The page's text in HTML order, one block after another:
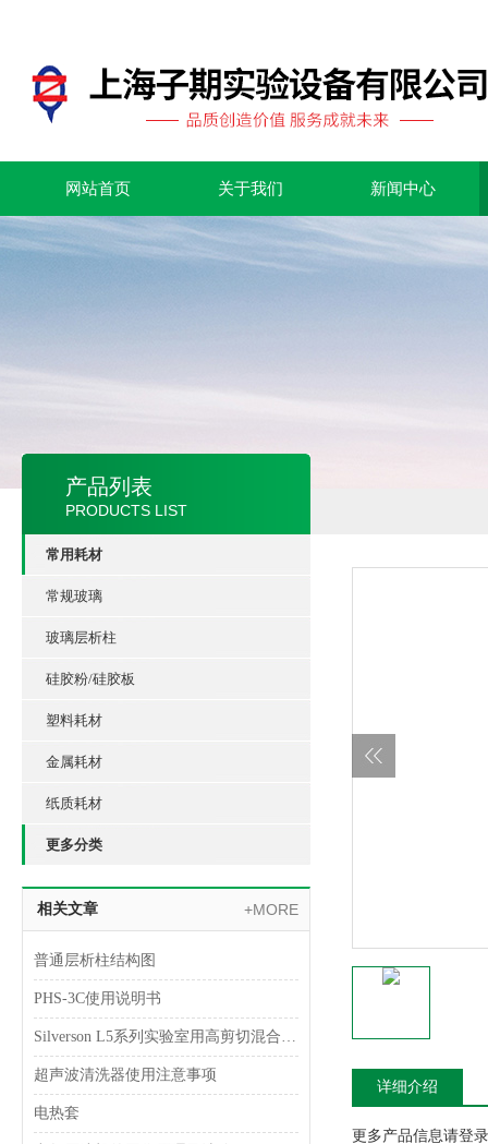
网站首页 关于我们 新闻中心
产品列表
PRODUCTS LIST
常用耗材
常规玻璃
玻璃层析柱
硅胶粉/硅胶板
塑料耗材
金属耗材
纸质耗材
更多分类
相关文章 +MORE
普通层析柱结构图
PHS-3C使用说明书
Silverson L5系列实验室用高剪切混合乳化器
超声波清洗器使用注意事项
电热套
详细介绍
更多产品信息请登